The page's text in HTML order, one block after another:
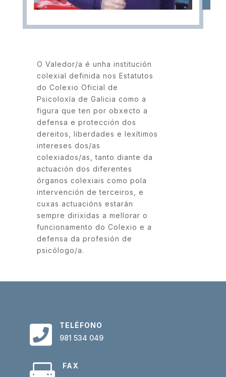
O Valedor/a é unha institución
colexial definida nos Estatutos
do Colexio Oficial de
Psicoloxía de Galicia como a
figura que ten por obxecto a
defensa e protección dos
dereitos, liberdades e lexítimos
intereses dos/as
colexiados/as, tanto diante da
actuación dos diferentes
órganos colexiais como pola
intervención de terceiros, e
cuxas actuacións estarán
sempre dirixidas a mellorar o
funcionamento do Colexio e a
defensa da profesión de
psicólogo/a.

TELÉFONO
981 534 049
FAX